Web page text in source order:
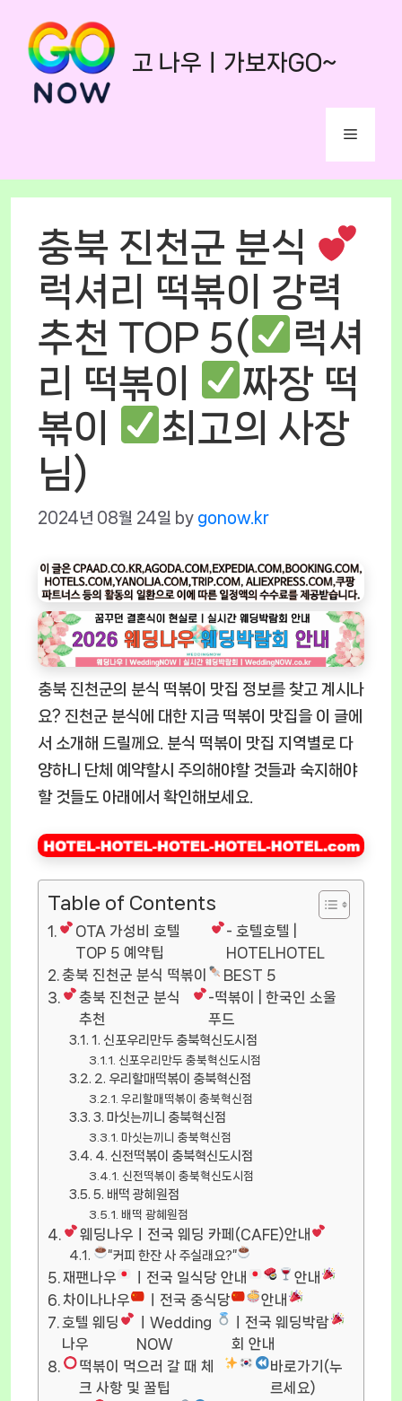
content
고 나우ㅣ가보자GO~
Menu
충북 진천군 분식
럭셔리 떡볶이 강력
추천 TOP 5(
럭셔
리 떡볶이
짜장 떡
볶이
최고의 사장
님)
2024년 08월 24일 by gonow.kr
충북 진천군의 분식 떡볶이 맛집 정보를 찾고 계시나
요? 진천군 분식에 대한 지금 떡볶이 맛집을 이 글에
서 소개해 드릴께요. 분식 떡볶이 맛집 지역별로 다
양하니 단체 예약할시 주의해야할 것들과 숙지해야
할 것들도 아래에서 확인해보세요.
Table of Contents
OTA 가성비 호텔
TOP 5 예약팁
- 호텔호텔 |
HOTELHOTEL
충북 진천군 분식 떡볶이
BEST 5
충북 진천군 분식
추천
-떡볶이 | 한국인 소울
푸드
1. 신포우리만두 충북혁신도시점
신포우리만두 충북혁신도시점
2. 우리할매떡볶이 충북혁신점
우리할매떡볶이 충북혁신점
3. 마싯는끼니 충북혁신점
마싯는끼니 충북혁신점
4. 신전떡볶이 충북혁신도시점
신전떡볶이 충북혁신도시점
5. 배떡 광혜원점
배떡 광혜원점
웨딩나우ㅣ전국 웨딩 카페(CAFE)안내
“커피 한잔 사 주실래요?”
재팬나우 ㅣ전국 일식당 안내
안내
차이나나우
ㅣ전국 중식당
안내
호텔 웨딩
나우
ㅣWedding
NOW
ㅣ전국 웨딩박람
회 안내
떡볶이 먹으러 갈 때 체
크 사항 및 꿀팁
바로가기(누
르세요)